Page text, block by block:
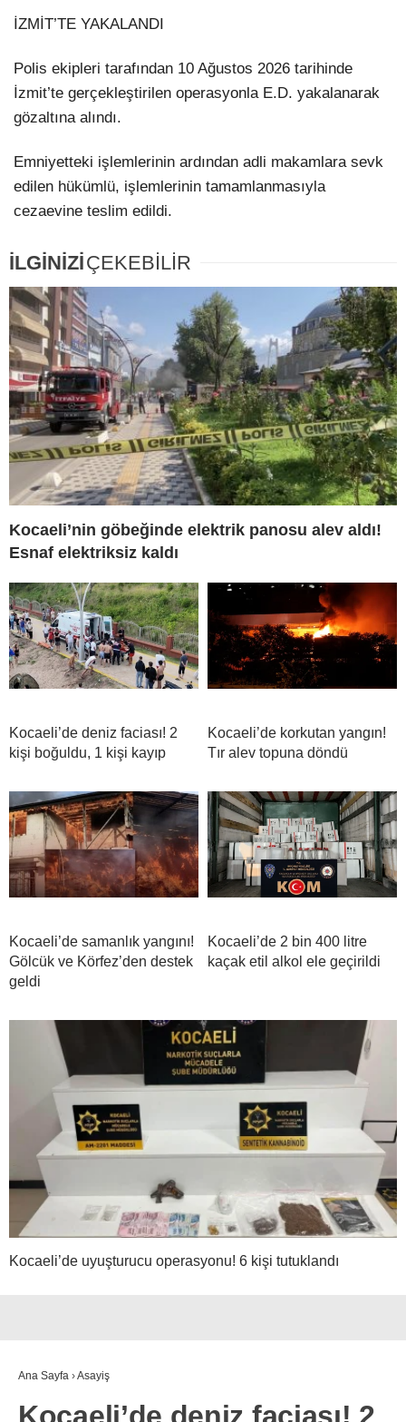
İZMİT’TE YAKALANDI
Polis ekipleri tarafından 10 Ağustos 2026 tarihinde
İzmit’te gerçekleştirilen operasyonla E.D. yakalanarak
gözaltına alındı.
Emniyetteki işlemlerinin ardından adli makamlara sevk
edilen hükümlü, işlemlerinin tamamlanmasıyla
cezaevine teslim edildi.
İLGİNİZİÇEKEBİLİR
Kocaeli’nin göbeğinde elektrik panosu alev aldı!
Esnaf elektriksiz kaldı
Kocaeli’de deniz faciası! 2
kişi boğuldu, 1 kişi kayıp
Kocaeli’de korkutan yangın!
Tır alev topuna döndü
Kocaeli’de samanlık yangını!
Gölcük ve Körfez’den destek
geldi
Kocaeli’de 2 bin 400 litre
kaçak etil alkol ele geçirildi
Kocaeli’de uyuşturucu operasyonu! 6 kişi tutuklandı
Ana Sayfa ›Asayiş